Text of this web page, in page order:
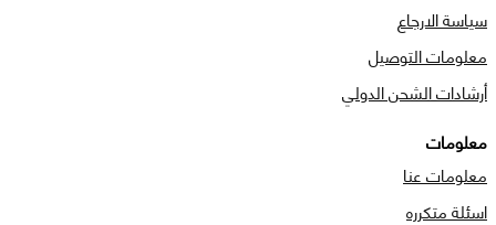
سياسة الارجاع
معلومات التوصيل
أرشادات الشحن الدولي
معلومات
معلومات عنا
اسئلة متكرره